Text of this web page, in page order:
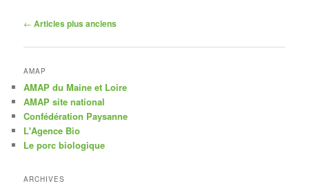
Navigation
articles
← Articles plus anciens
AMAP
AMAP du Maine et Loire
AMAP site national
Confédération Paysanne
L'Agence Bio
Le porc biologique
ARCHIVES